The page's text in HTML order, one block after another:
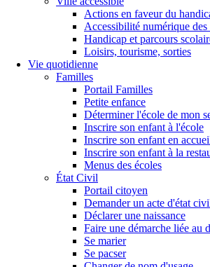
Actions en faveur du
Accessibilité numérique
Handicap et parcours
Loisirs, tourisme, sorties
Vie quotidienne
Familles
Portail Familles
Petite enfance
Déterminer l'école de mon
Inscrire son enfant à l'école
Inscrire son enfant en
Inscrire son enfant à la
Menus des écoles
État Civil
Portail citoyen
Demander un acte d'état
Déclarer une naissance
Faire une démarche liée au
Se marier
Se pacser